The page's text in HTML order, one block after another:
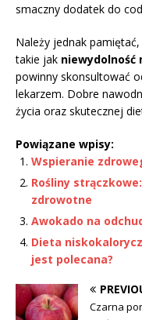
smaczny dodatek do
Należy jednak
takie jak niewydolność
powinny skonsultować
lekarzem. Dobre
życia oraz skutecznej
Powiązane wpisy:
Wspieranie
Rośliny
zdrowotne
Awokado na
Dieta
jest polecana?
Czarna